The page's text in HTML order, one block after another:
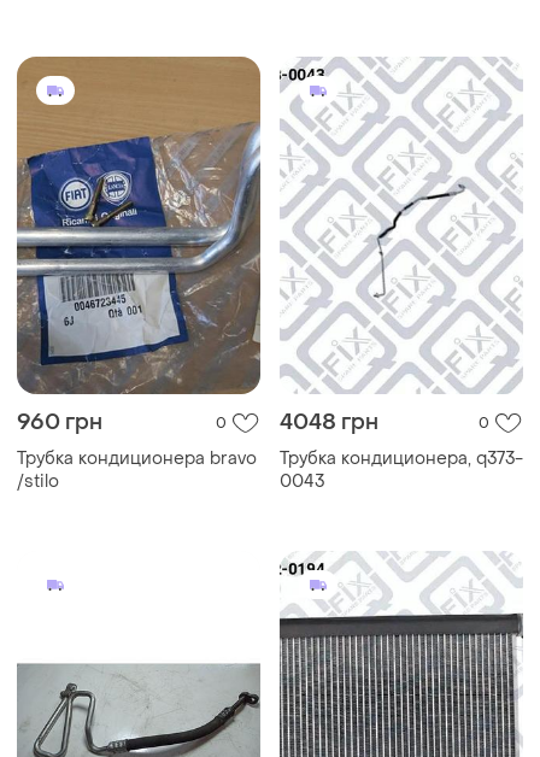
960 грн 0
Трубка кондиционера bravo
/stilo
4048 грн 0
Трубка кондиционера, q373-
0043